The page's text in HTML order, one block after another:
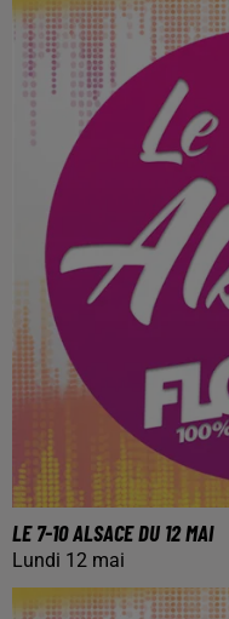
LE 7-10 ALSACE DU 12 MAI
Lundi 12 mai